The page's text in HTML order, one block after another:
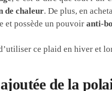
de chaleur. De plus, en
et possède un pouvoiranti-
ce plaid en hiver et
de la